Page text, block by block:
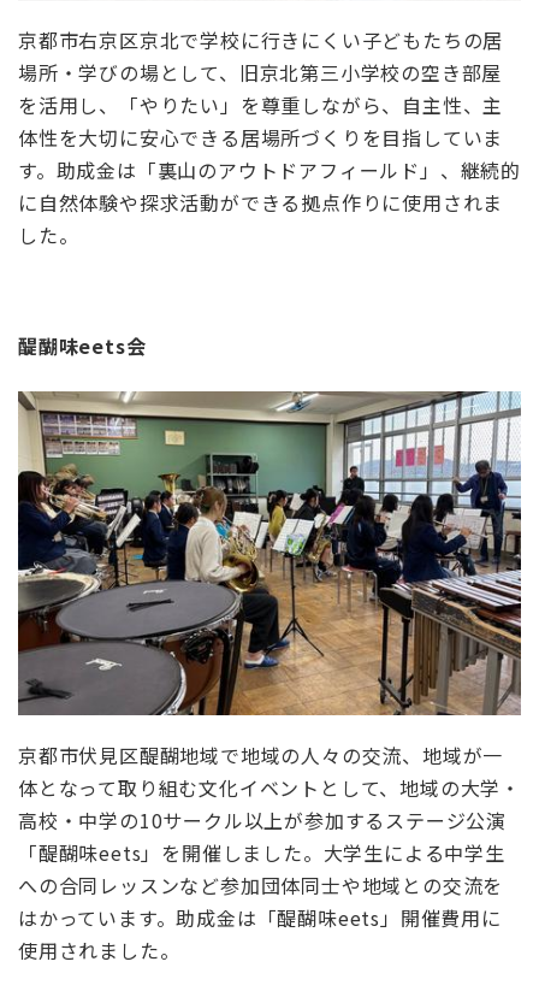
京都市右京区京北で学校に行きにくい子どもたちの居
場所・学びの場として、旧京北第三小学校の空き部屋
を活用し、「やりたい」を尊重しながら、自主性、主
体性を大切に安心できる居場所づくりを目指していま
す。助成金は「裏山のアウトドアフィールド」、継続的
に自然体験や探求活動ができる拠点作りに使用されま
した。
醍醐味eets会
京都市伏見区醍醐地域で地域の人々の交流、地域が一
体となって取り組む文化イベントとして、地域の大学・
高校・中学の10サークル以上が参加するステージ公演
「醍醐味eets 」を開催しました。大学生による中学生
への合同レッスンなど参加団体同士や地域との交流を
はかっています。助成金は「醍醐味eets 」開催費用に
使用されました。